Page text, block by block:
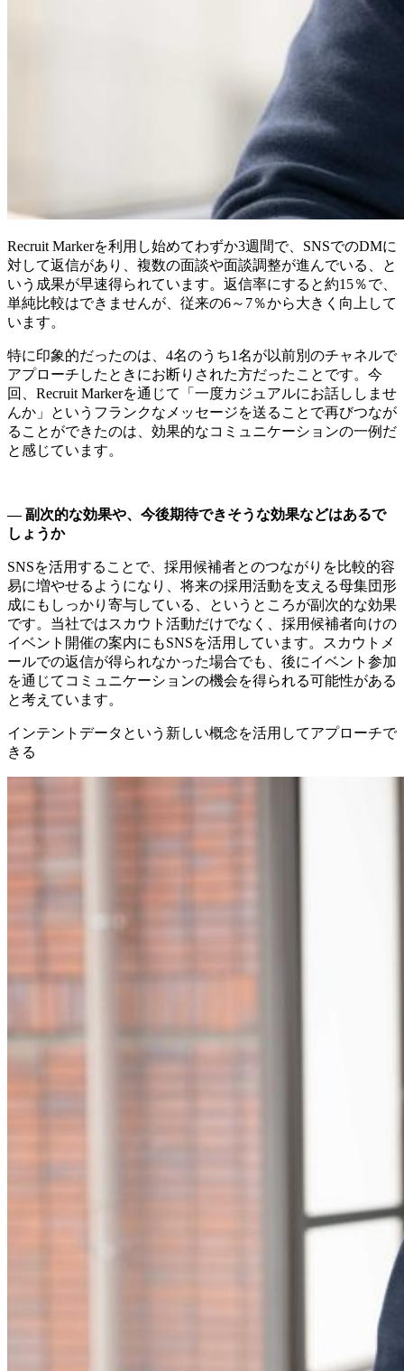
Recruit Markerを利用し始めてわずか3週間で、SNSでのDMに
対して返信があり、複数の面談や面談調整が進んでいる、と
いう成果が早速得られています。返信率にすると約15％で、
単純比較はできませんが、従来の6～7％から大きく向上して
います。
特に印象的だったのは、4名のうち1名が以前別のチャネルで
アプローチしたときにお断りされた方だったことです。今
回、Recruit Markerを通じて「一度カジュアルにお話ししませ
んか」というフランクなメッセージを送ることで再びつなが
ることができたのは、効果的なコミュニケーションの一例だ
と感じています。
― 副次的な効果や、今後期待できそうな効果などはあるで
しょうか
SNSを活用することで、採用候補者とのつながりを比較的容
易に増やせるようになり、将来の採用活動を支える母集団形
成にもしっかり寄与している、というところが副次的な効果
です。当社ではスカウト活動だけでなく、採用候補者向けの
イベント開催の案内にもSNSを活用しています。スカウトメ
ールでの返信が得られなかった場合でも、後にイベント参加
を通じてコミュニケーションの機会を得られる可能性がある
と考えています。
インテントデータという新しい概念を活用してアプローチで
きる